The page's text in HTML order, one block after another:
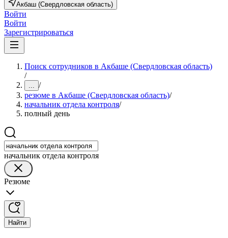
Акбаш (Свердловская область)
Войти
Войти
Зарегистрироваться
Поиск сотрудников в Акбаше (Свердловская область)
/
... /
резюме в Акбаше (Свердловская область)/
начальник отдела контроля/
полный день
начальник отдела контроля
Резюме
Найти